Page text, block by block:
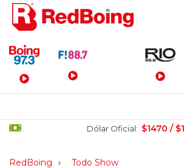
Menú Principal
Dólar Oficial: $1470 / $1520
RedBoing Todo Show